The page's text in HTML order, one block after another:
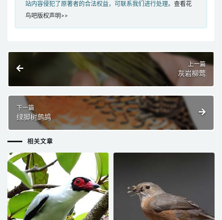
站内容侵犯了原著者的合法权益，可联系我们进行处理。 查看花
鸟吧版权声明>>
上一篇
灰岩柳莺
下一篇
绿脚树鹧鸪
相关文章